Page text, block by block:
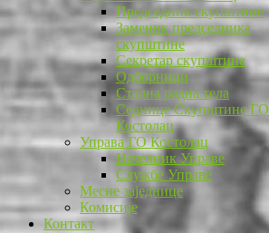
Председник скупштине
Заменик председника
скупштине
Секретар скупштине
Одборници
Стална радна тела
Седнице Скупштине ГО
Костолац
Управа ГО Костолац
Начелник Управе
Службе Управе
Месне заједнице
Комисије
Контакт